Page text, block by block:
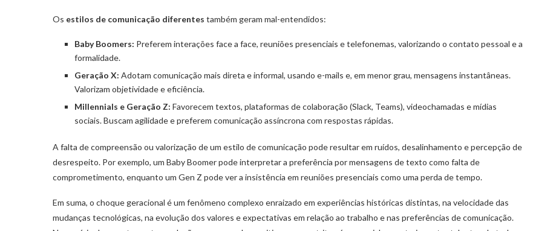
Os estilos de comunicação diferentes também geram mal-entendidos:
Baby Boomers: Preferem interações face a face, reuniões presenciais e telefonemas, valorizando o contato pessoal e a
formalidade.
Geração X: Adotam comunicação mais direta e informal, usando e-mails e, em menor grau, mensagens instantâneas.
Valorizam objetividade e eficiência.
Millennials e Geração Z: Favorecem textos, plataformas de colaboração (Slack, Teams), videochamadas e mídias
sociais. Buscam agilidade e preferem comunicação assíncrona com respostas rápidas.
A falta de compreensão ou valorização de um estilo de comunicação pode resultar em ruídos, desalinhamento e percepção de
desrespeito. Por exemplo, um Baby Boomer pode interpretar a preferência por mensagens de texto como falta de
comprometimento, enquanto um Gen Z pode ver a insistência em reuniões presenciais como uma perda de tempo.
Em suma, o choque geracional é um fenômeno complexo enraizado em experiências históricas distintas, na velocidade das
mudanças tecnológicas, na evolução dos valores e expectativas em relação ao trabalho e nas preferências de comunicação.